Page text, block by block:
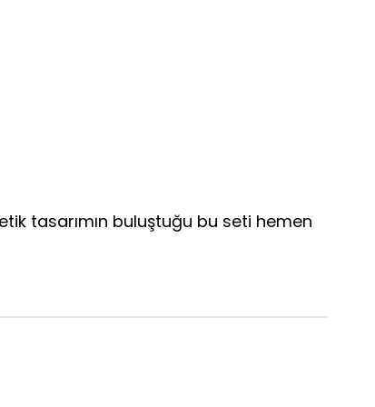
tasarımın buluştuğu bu seti hemen